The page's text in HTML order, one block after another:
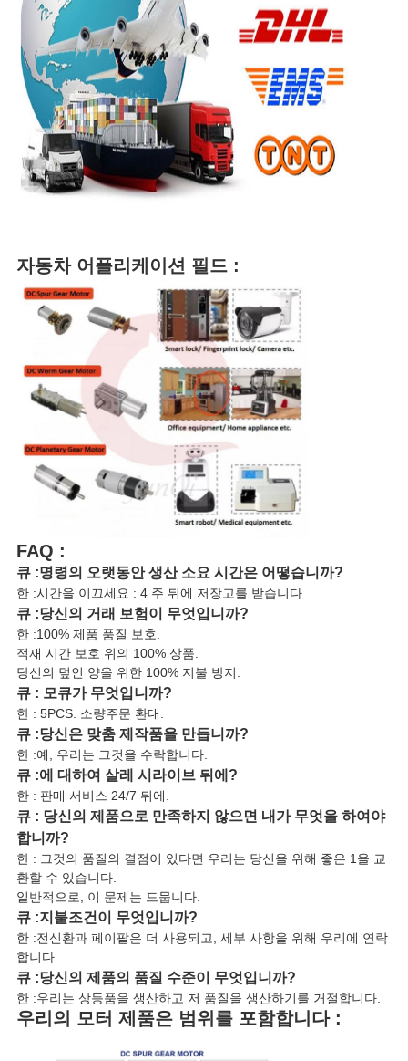
자동차 어플리케이션 필드 :
FAQ :
큐 :명령의 오랫동안 생산 소요 시간은 어떻습니까?
한 :시간을 이끄세요 : 4 주 뒤에 저장고를 받습니다
큐 :당신의 거래 보험이 무엇입니까?
한 :100% 제품 품질 보호.
적재 시간 보호 위의 100% 상품.
당신의 덮인 양을 위한 100% 지불 방지.
큐 : 모큐가 무엇입니까?
한 : 5PCS. 소량주문 환대.
큐 :당신은 맞춤 제작품을 만듭니까?
한 :예, 우리는 그것을 수락합니다.
큐 :에 대하여 살레 시라이브 뒤에?
한 : 판매 서비스 24/7 뒤에.
큐 : 당신의 제품으로 만족하지 않으면 내가 무엇을 하여야
합니까?
한 : 그것의 품질의 결점이 있다면 우리는 당신을 위해 좋은 1을 교
환할 수 있습니다.
일반적으로, 이 문제는 드뭅니다.
큐 :지불조건이 무엇입니까?
한 :전신환과 페이팔은 더 사용되고, 세부 사항을 위해 우리에 연락
합니다
큐 :당신의 제품의 품질 수준이 무엇입니까?
한 :우리는 상등품을 생산하고 저 품질을 생산하기를 거절합니다.
우리의 모터 제품은 범위를 포함합니다 :